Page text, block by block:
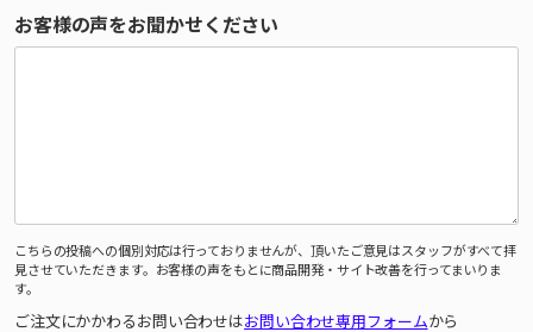
お客様の声をお聞かせください
こちらの投稿への個別対応は行っておりませんが、頂いたご意見はスタッフがすべて拝
見させていただきます。お客様の声をもとに商品開発・サイト改善を行ってまいりま
す。
ご注文にかかわるお問い合わせはお問い合わせ専用フォームから